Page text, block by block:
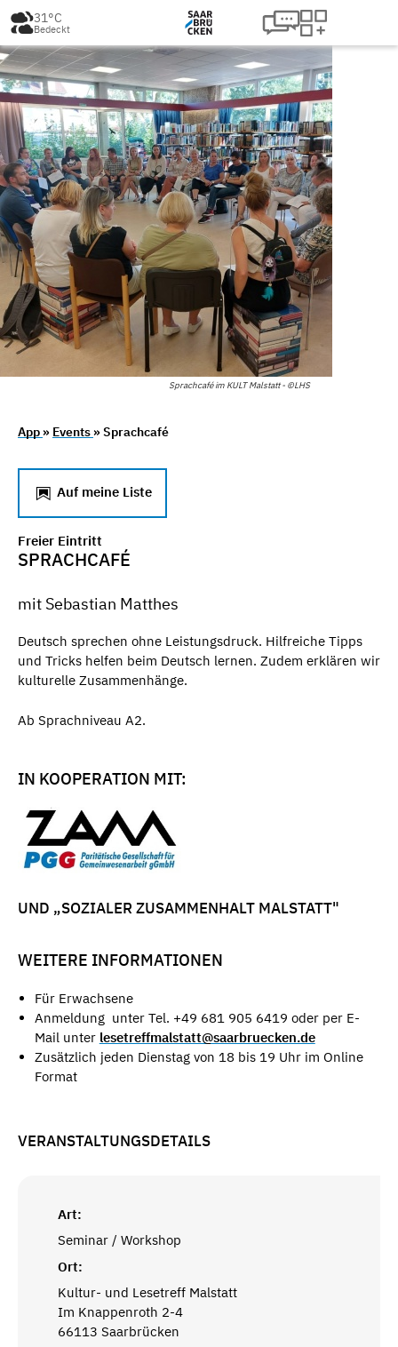
31°C
Bedeckt
Sprachcafé im KULT Malstatt - ©LHS
App » Events » Sprachcafé
Auf meine Liste
Freier Eintritt
SPRACHCAFÉ
mit Sebastian Matthes
Deutsch sprechen ohne Leistungsdruck. Hilfreiche Tipps
und Tricks helfen beim Deutsch lernen. Zudem erklären wir
kulturelle Zusammenhänge.
Ab Sprachniveau A2.
IN KOOPERATION MIT:
UND „SOZIALER ZUSAMMENHALT MALSTATT"
WEITERE INFORMATIONEN
Für Erwachsene
Anmeldung unter Tel. +49 681 905 6419 oder per E-
Mail unter lesetreffmalstatt@saarbruecken.de
Zusätzlich jeden Dienstag von 18 bis 19 Uhr im Online
Format
VERANSTALTUNGSDETAILS
Art:
Seminar / Workshop
Ort:
Kultur- und Lesetreff Malstatt
Im Knappenroth 2-4
66113 Saarbrücken